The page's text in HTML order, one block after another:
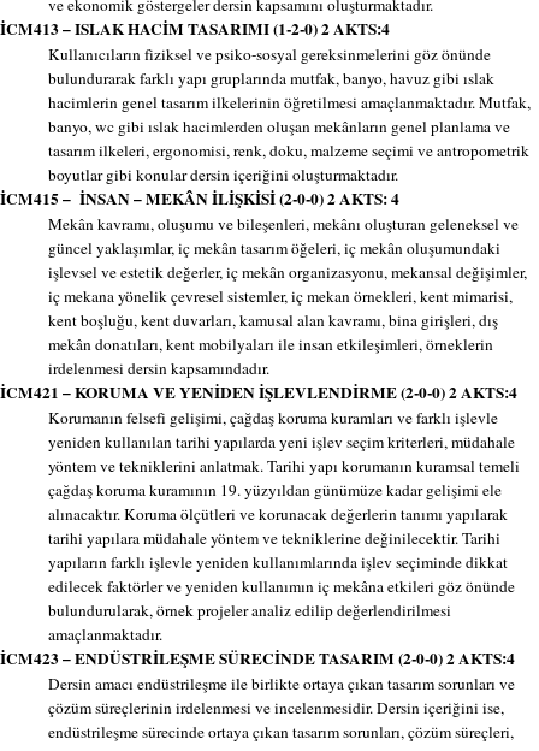
ve ekonomik göstergeler dersin kapsamını oluşturmaktadır.
İCM413 – ISLAK HACİM TASARIMI (1-2-0) 2 AKTS:4
Kullanıcıların fiziksel ve psiko-sosyal gereksinmelerini göz önünde
bulundurarak farklı yapı gruplarında mutfak, banyo, havuz gibi ıslak
hacimlerin genel tasarım ilkelerinin öğretilmesi amaçlanmaktadır. Mutfak,
banyo, wc gibi ıslak hacimlerden oluşan mekânların genel planlama ve
tasarım ilkeleri, ergonomisi, renk, doku, malzeme seçimi ve antropometrik
boyutlar gibi konular dersin içeriğini oluşturmaktadır.
İCM415 – İNSAN – MEKÂN İLİŞKİSİ (2-0-0) 2 AKTS: 4
Mekân kavramı, oluşumu ve bileşenleri, mekânı oluşturan geleneksel ve
güncel yaklaşımlar, iç mekân tasarım öğeleri, iç mekân oluşumundaki
işlevsel ve estetik değerler, iç mekân organizasyonu, mekansal değişimler,
iç mekana yönelik çevresel sistemler, iç mekan örnekleri, kent mimarisi,
kent boşluğu, kent duvarları, kamusal alan kavramı, bina girişleri, dış
mekân donatıları, kent mobilyaları ile insan etkileşimleri, örneklerin
irdelenmesi dersin kapsamındadır.
İCM421 – KORUMA VE YENİDEN İŞLEVLENDİRME (2-0-0) 2 AKTS:4
Korumanın felsefi gelişimi, çağdaş koruma kuramları ve farklı işlevle
yeniden kullanılan tarihi yapılarda yeni işlev seçim kriterleri, müdahale
yöntem ve tekniklerini anlatmak. Tarihi yapı korumanın kuramsal temeli
çağdaş koruma kuramının 19. yüzyıldan günümüze kadar gelişimi ele
alınacaktır. Koruma ölçütleri ve korunacak değerlerin tanımı yapılarak
tarihi yapılara müdahale yöntem ve tekniklerine değinilecektir. Tarihi
yapıların farklı işlevle yeniden kullanımlarında işlev seçiminde dikkat
edilecek faktörler ve yeniden kullanımın iç mekâna etkileri göz önünde
bulundurularak, örnek projeler analiz edilip değerlendirilmesi
amaçlanmaktadır.
İCM423 – ENDÜSTRİLEŞME SÜRECİNDE TASARIM (2-0-0) 2 AKTS:4
Dersin amacı endüstrileşme ile birlikte ortaya çıkan tasarım sorunları ve
çözüm süreçlerinin irdelenmesi ve incelenmesidir. Dersin içeriğini ise,
endüstrileşme sürecinde ortaya çıkan tasarım sorunları, çözüm süreçleri,